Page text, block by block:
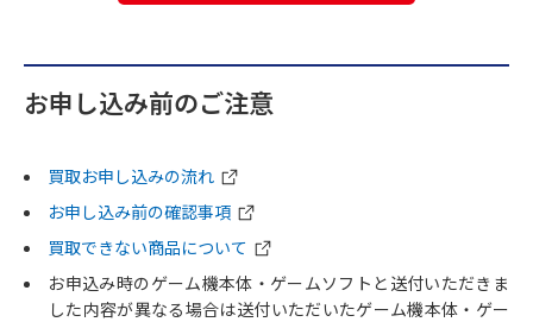
お申し込み前のご注意
買取お申し込みの流れ
お申し込み前の確認事項
買取できない商品について
お申込み時のゲーム機本体・ゲームソフトと送付いただきま
した内容が異なる場合は送付いただいたゲーム機本体・ゲー